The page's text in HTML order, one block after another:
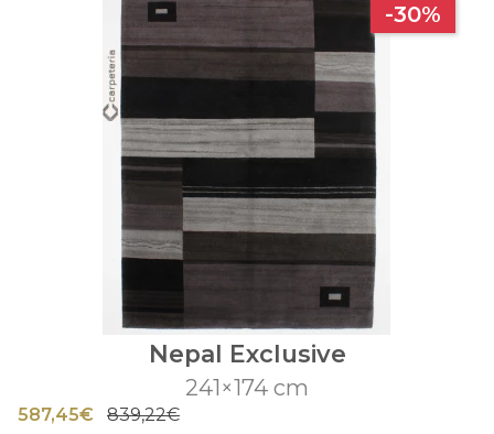
-30%
Nepal Exclusive
241×174 cm
587,45€
839,22€